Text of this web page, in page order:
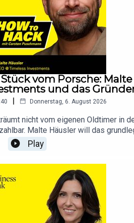
Die Vision eines Full-
– How to Hack, der Podcast
Stück vom Porsche:
und das
| Donnerstag, 6. August 2026
nicht vom eigenen Oldtimer in
Malte Häusler will das
reale Luxusgüter wie Kunst,
damit für jeden zugänglich
in der Anfangsphase, der
zur Diversifikation dienen
artigen Produkt Timeless als
Die Karriere-Schmiede Zalando
Wie die europäische MiCA-
Play